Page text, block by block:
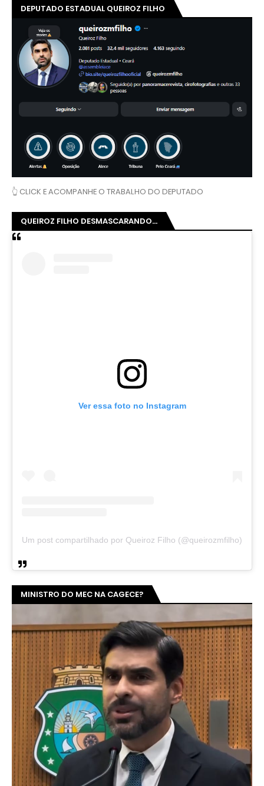
DEPUTADO ESTADUAL QUEIROZ FILHO
👆 CLICK E ACOMPANHE O TRABALHO DO DEPUTADO
QUEIROZ FILHO DESMASCARANDO...
Ver essa foto no Instagram
Um post compartilhado por Queiroz Filho (@queirozmfilho)
MINISTRO DO MEC NA CAGECE?